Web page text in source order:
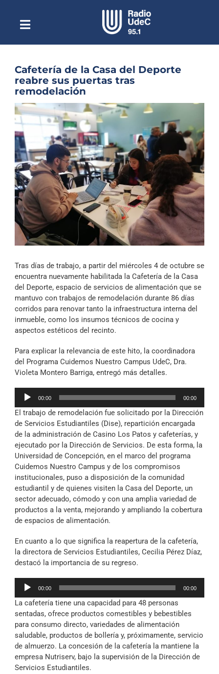
contenidoToggle
NavigationEscuchar Radio UdeC en vivo
Quiénes Somos
Programación
Podcast
Noticias
Reportajes
Columnas
Música Clásica
Especiales
Archivo Sonoro
Cafetería de la Casa del Deporte
reabre sus puertas tras
remodelación
Ver
imagen
más
grande
Tras días de trabajo, a partir del miércoles 4 de octubre se
encuentra nuevamente habilitada la Cafetería de la Casa
del Deporte, espacio de servicios de alimentación que se
mantuvo con trabajos de remodelación durante 86 días
corridos para renovar tanto la infraestructura interna del
inmueble, como los insumos técnicos de cocina y
aspectos estéticos del recinto.
Para explicar la relevancia de este hito, la coordinadora
del Programa Cuidemos Nuestro Campus UdeC, Dra.
Violeta Montero Barriga, entregó más detalles.
Reproductor
audio
00:00 00:00
El trabajo de remodelación fue solicitado por la Dirección
de Servicios Estudiantiles (Dise), repartición encargada
de la administración de Casino Los Patos y cafeterías, y
ejecutado por la Dirección de Servicios. De esta forma, la
Universidad de Concepción, en el marco del programa
Cuidemos Nuestro Campus y de los compromisos
institucionales, puso a disposición de la comunidad
estudiantil y de quienes visiten la Casa del Deporte, un
sector adecuado, cómodo y con una amplia variedad de
productos a la venta, mejorando y ampliando la cobertura
de espacios de alimentación.
En cuanto a lo que significa la reapertura de la cafetería,
la directora de Servicios Estudiantiles, Cecilia Pérez Díaz,
destacó la importancia de su regreso.
Reproductor
audio
00:00 00:00
La cafetería tiene una capacidad para 48 personas
sentadas, ofrece productos comestibles y bebestibles
para consumo directo, variedades de alimentación
saludable, productos de bollería y, próximamente, servicio
de almuerzo. La concesión de la cafetería la mantiene la
empresa Nutriserv, bajo la supervisión de la Dirección de
Servicios Estudiantiles.